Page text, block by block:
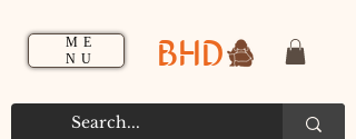
ME
NU
BHD